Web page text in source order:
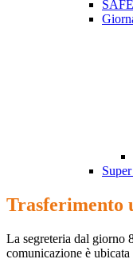
Trasferimento
La segreteria dal giorno
comunicazione è